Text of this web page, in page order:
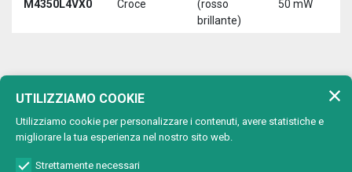
M4350L4VX0 Croce
(rosso
brillante)
50 mW
Lunghezza d'onda:650 nm (rosso)
Tipo di
proiezione
Lunghezza
UTILIZZIAMO COOKIE
Utilizziamo cookie per personalizzare i contenuti, avere statistiche e
migliorare la tua esperienza nel nostro sito web.
Strettamente necessari